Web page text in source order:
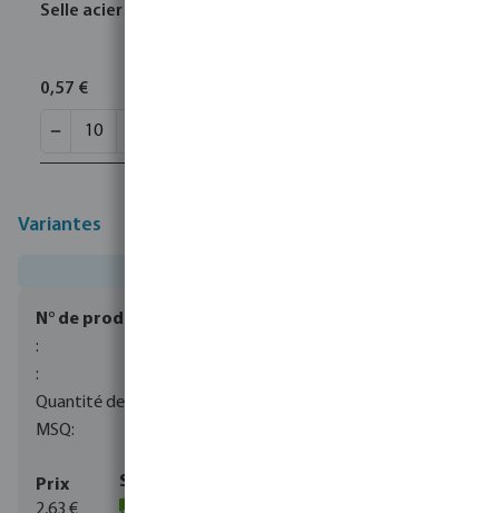
Selle acier inoxydable 304 15-16 mm
0,57 €
Variantes